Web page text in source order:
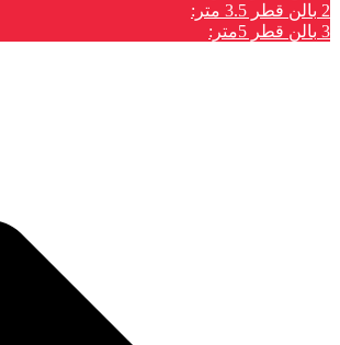
2 بالن قطر 3.5 متر:
3 بالن قطر 5متر: